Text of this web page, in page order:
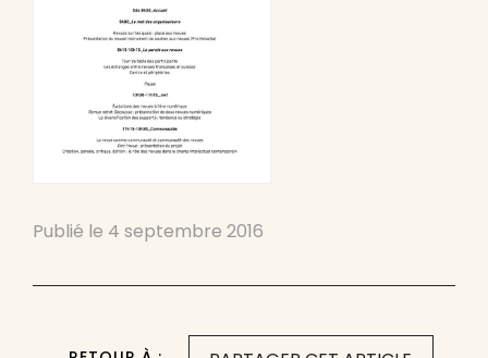
Publié le 4 septembre 2016